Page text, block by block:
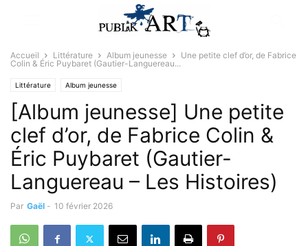
Accueil Littérature Album jeunesse
Une petite clef d’or, de Fabrice
Colin & Éric Puybaret (Gautier-Languereau...
Littérature Album jeunesse
[Album jeunesse] Une petite
clef d’or, de Fabrice Colin &
Éric Puybaret (Gautier-
Languereau – Les Histoires)
Par Gaël - 10 février 2026